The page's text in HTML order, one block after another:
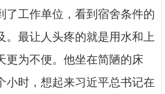
了工作单位，看到宿舍条件的
。最让人头疼的就是用水和上
更为不便。他坐在简陋的床
小时，想起来习近平总书记在